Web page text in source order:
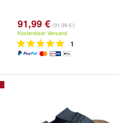
91,99 € (91,99 €/)
Kostenloser Versand
1